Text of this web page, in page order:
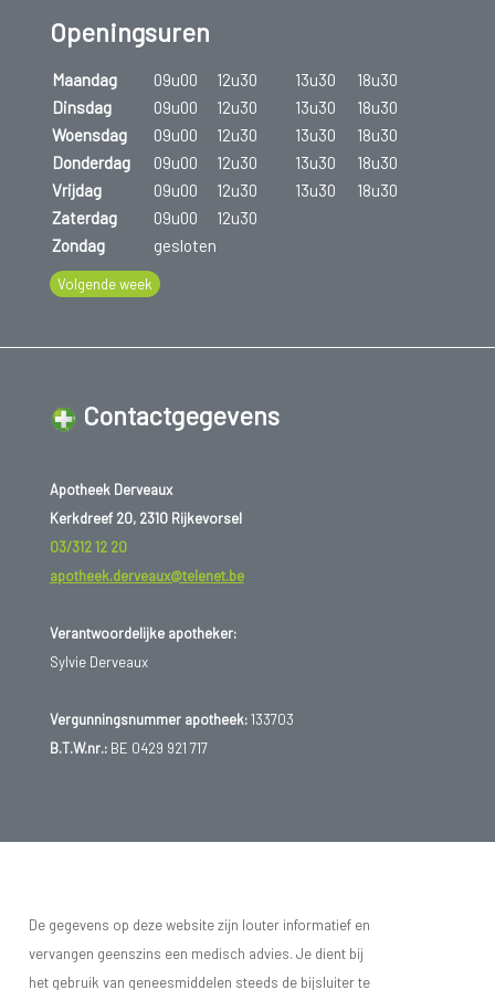
dingen. Deze toestand brengt schade toe aan onze
hartaandoeningen enz. liggen op de loer.
Openingsuren
Maandag 09u00 12u30 13u30
18u30
Dinsdag
09u00 12u30 13u30
18u30
Woensdag
09u00 12u30 13u30
18u30
Donderdag
09u00 12u30 13u30
18u30
Vrijdag
09u00 12u30 13u30
18u30
Zaterdag
09u00
12u30
Zondag
gesloten
Volgende week
Contactgegevens
Apotheek Derveaux
Kerkdreef 20, 2310 Rijkevorsel
03/312 12 20
apotheek.derveaux@telenet.be
Verantwoordelijke apotheker:
Sylvie Derveaux
Vergunningsnummer apotheek:133703
B.T.W.nr.:BE 0429 921 717
De gegevens op deze website zijn louter informatief en
vervangen geenszins een medisch advies. Je dient bij
het gebruik van geneesmiddelen steeds de bijsluiter te